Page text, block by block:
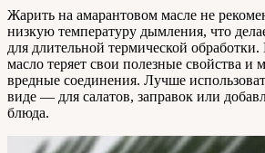
Жарить на амарантовом масле не
низкую температуру дымления, что
для длительной термической
масло теряет свои полезные свойства и
вредные соединения. Лучше
виде — для салатов, заправок или
блюда.